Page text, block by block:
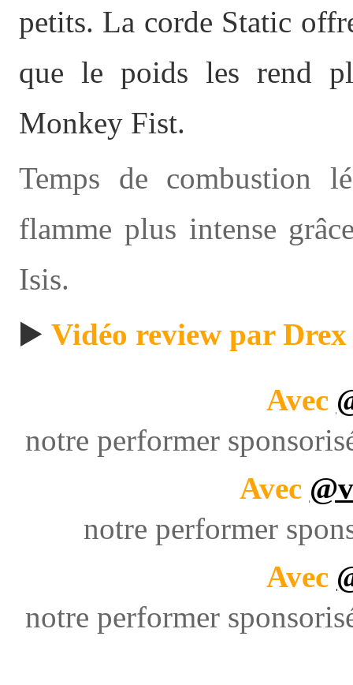
petits. La corde Static
que le poids les rend
Monkey Fist.
Temps de combustion
flamme plus intense
Isis.
▶️ Vidéo review par Drex
Avec
notre performer
Avec
notre performer
Avec
notre performer